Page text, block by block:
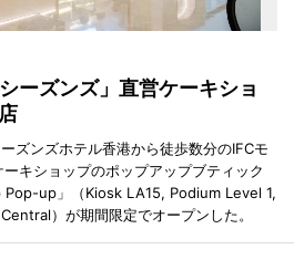
ーズンズ」直営ケーキショ
ズンズホテル香港から徒歩数分のIFCモ
キショップのポップアップブティック
Pop-up」（Kiosk LA15, Podium Level 1,
）が期間限定でオープンした。